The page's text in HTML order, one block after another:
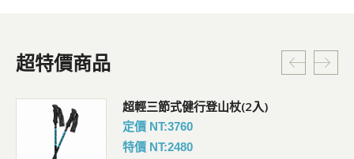
超特價商品
超輕三節式健行登山杖(2入)
定價 NT:3760
特價 NT:2480